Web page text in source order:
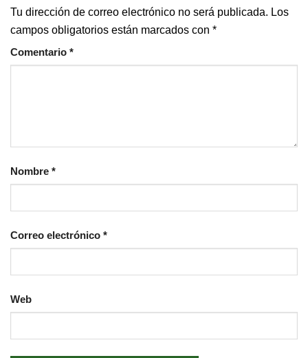
Tu dirección de correo electrónico no será publicada. Los
campos obligatorios están marcados con *
Comentario *
Nombre *
Correo electrónico *
Web